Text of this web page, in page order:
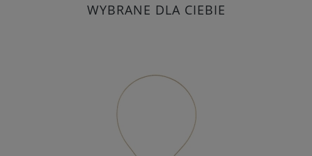
WYBRANE DLA CIEBIE